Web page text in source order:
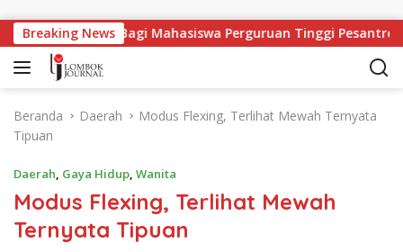
Breaking News
Kerja Bagi Mahasiswa Perguruan Tinggi Pesantren
Beranda Daerah
Modus Flexing, Terlihat Mewah Ternyata
Tipuan
Daerah, Gaya Hidup, Wanita
Modus Flexing, Terlihat Mewah
Ternyata Tipuan